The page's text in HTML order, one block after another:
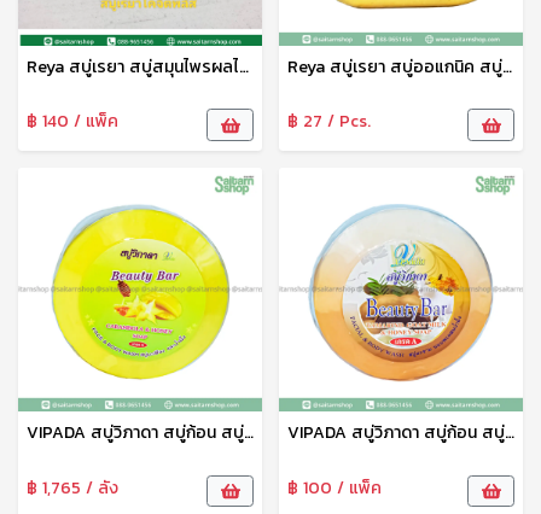
Reya สบู่เรยา สบู่สมุนไพรผลไม้ สบู่อาบน้ำ สูตรกลูต้าโคจิกพลัส 153 g
฿ 140 / แพ็ค
Reya สบู่เรยา สบู่ออแกนิค สบู่สมุนไพร สบู่ก้อน สบู่อาบน้ำ สูตรกระชาย โคจิค ไวท์1แพ็ค6ก้อน เรยา
฿ 27 / Pcs.
VIPADA สบู่วิภาดา สบู่ก้อน สบู่อาบน้ำ สบู่สมุนไพร สูตรมะเฟือง ผสมน้ำผึ้ง 130 กรัม วิภาดา
฿ 1,765 / ลัง
VIPADA สบู่วิภาดา สบู่ก้อน สบู่อาบน้ำ สบู่สมุนไพร สูตรมะขาม นมแพ ผสมผลไม้ 130 กรัม วิภาดา
฿ 100 / แพ็ค